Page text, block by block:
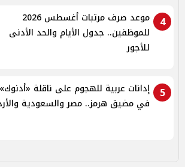
4
موعد صرف مرتبات أغسطس 2026
للموظفين.. جدول الأيام والحد الأدنى
للأجور
5
إدانات عربية للهجوم على ناقلة «أدنوك»
في مضيق هرمز.. مصر والسعودية